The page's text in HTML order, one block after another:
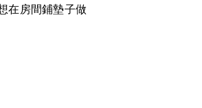
在房間鋪墊子做